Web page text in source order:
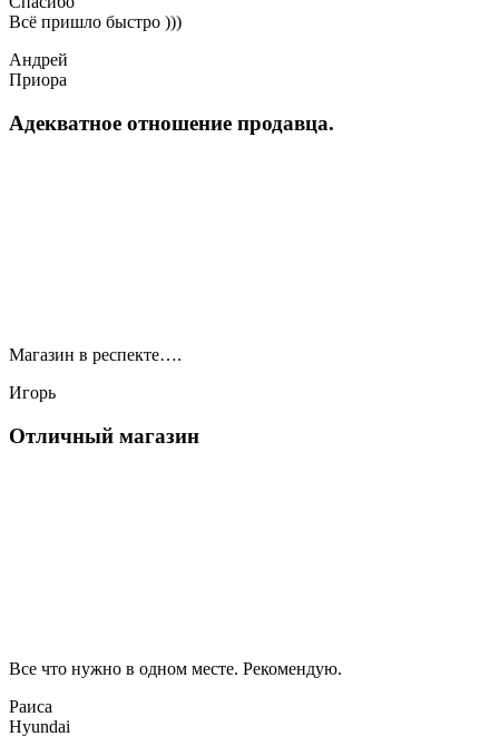
Всё пришло быстро )))
Андрей
Приора
Адекватное отношение продавца.
Магазин в респекте….
Игорь
Отличный магазин
Все что нужно в одном месте. Рекомендую.
Раиса
Hyundai